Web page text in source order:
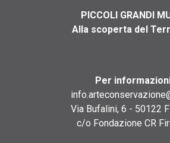
PICCOLI GRANDI
Alla scoperta del
Per
Via Bufalini, 6 - 50122
c/o Fondazione CR